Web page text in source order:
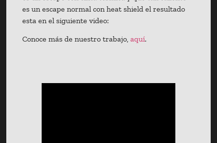
es un escape normal con heat shield el resultado
esta en el siguiente video:
Conoce más de nuestro trabajo, aquí.